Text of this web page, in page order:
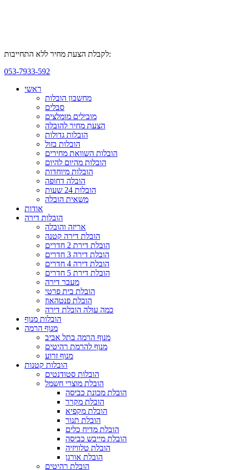
לקבלת הצעת מחיר ללא התחייבות:
053-7933-592
ראשי
מחשבון הובלות
סבלים
מובילים מומלצים
הצעת מחיר להובלה
הובלות גדולות
הובלות בזול
הובלות השוואת מחירים
הובלות מהיום להיום
הובלות מיוחדות
הובלה דחופה
הובלות 24 שעות
משאית הובלה
אודות
הובלות דירה
אריזה והובלה
הובלת דירה קטנה
הובלת דירת 2 חדרים
הובלת דירה 3 חדרים
הובלת דירה 4 חדרים
הובלת דירת 5 חדרים
מעבר דירה
הובלת בית פרטי
הובלת פנטהאוז
כמה עולה הובלת דירה
הובלות מנוף
מנוף הרמה
מנוף הרמה בתל אביב
מנוף להרמת רהיטים
מנוף זרוע
הובלות קטנות
הובלות סטודנטים
הובלת מוצרי חשמל
הובלת מכונת כביסה
הובלת מקרר
הובלת מקפיא
הובלת תנור
הובלת מדיח כלים
הובלת מייבש כביסה
הובלת טלוויזיה
הובלת אורגן
הובלת רהיטים